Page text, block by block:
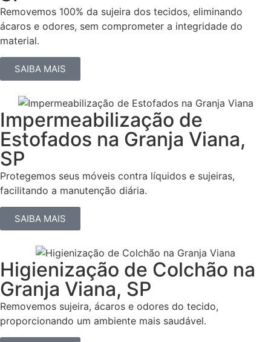
Removemos 100% da sujeira dos tecidos, eliminando
ácaros e odores, sem comprometer a integridade do
material.
SAIBA MAIS
Impermeabilização de
Estofados na Granja Viana,
SP
Protegemos seus móveis contra líquidos e sujeiras,
facilitando a manutenção diária.
SAIBA MAIS
Higienização de Colchão na
Granja Viana, SP
Removemos sujeira, ácaros e odores do tecido,
proporcionando um ambiente mais saudável.